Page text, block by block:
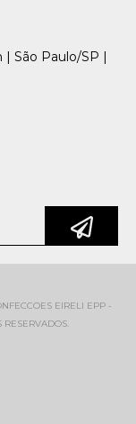
São Paulo/SP |
EIRELI EPP -